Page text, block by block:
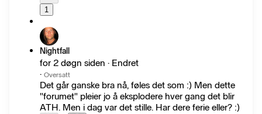
1
Nightfall
for 2 døgn siden · Endret
· Oversatt
Det går ganske bra nå, føles det som :) Men dette
"forumet" pleier jo å eksplodere hver gang det blir
ATH. Men i dag var det stille. Har dere ferie eller? :)